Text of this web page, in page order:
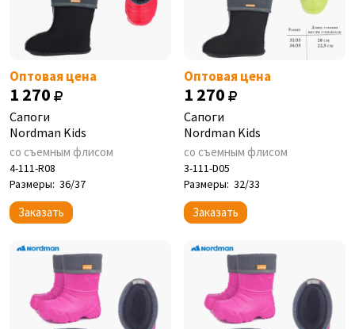
Оптовая цена
1 270
Сапоги
Nordman Kids
со съемным флисом
4-111-R08
Размеры: 36/37
Заказать
Оптовая цена
1 270
Сапоги
Nordman Kids
со съемным флисом
3-111-D05
Размеры: 32/33
Заказать